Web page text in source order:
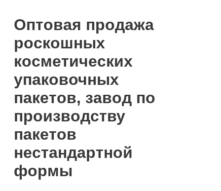
Оптовая продажа
роскошных
косметических
упаковочных
пакетов, завод по
производству
пакетов
нестандартной
формы